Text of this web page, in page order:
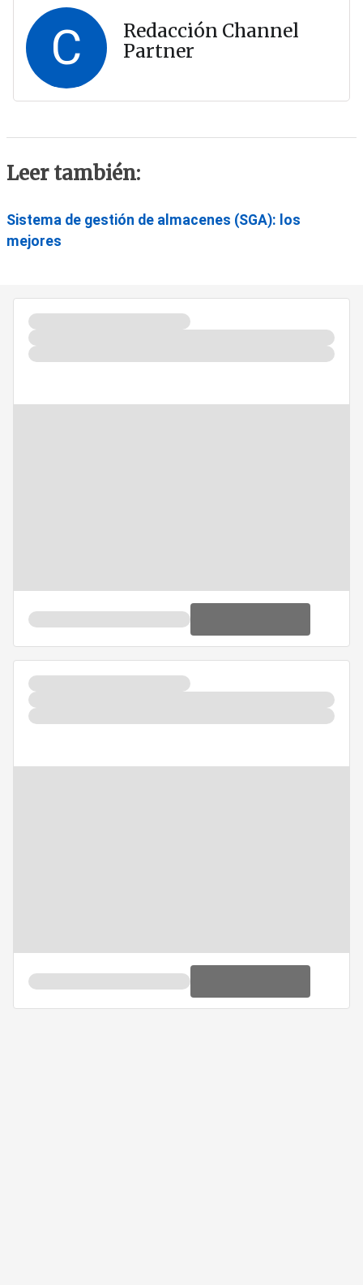
C
Redacción Channel
Partner
Leer también:
Sistema de gestión de almacenes (SGA): los
mejores